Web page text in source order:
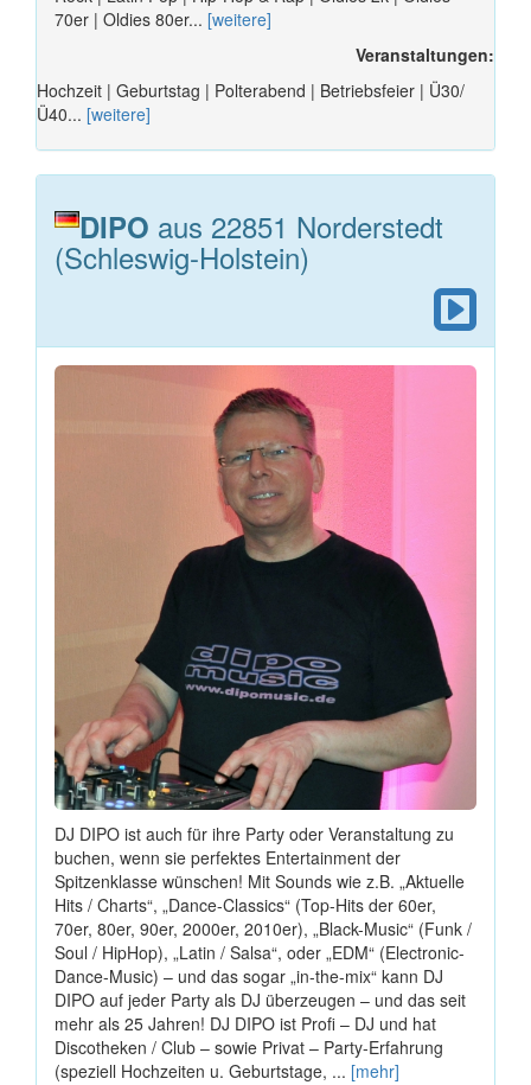
70er | Oldies 80er... [weitere]
Veranstaltungen:
Hochzeit | Geburtstag | Polterabend | Betriebsfeier | Ü30/
Ü40... [weitere]
DIPO aus 22851 Norderstedt
(Schleswig-Holstein)
DJ DIPO ist auch für ihre Party oder Veranstaltung zu
buchen, wenn sie perfektes Entertainment der
Spitzenklasse wünschen! Mit Sounds wie z.B. „Aktuelle
Hits / Charts“, „Dance-Classics“ (Top-Hits der 60er,
70er, 80er, 90er, 2000er, 2010er), „Black-Music“ (Funk /
Soul / HipHop), „Latin / Salsa“, oder „EDM“ (Electronic-
Dance-Music) – und das sogar „in-the-mix“ kann DJ
DIPO auf jeder Party als DJ überzeugen – und das seit
mehr als 25 Jahren! DJ DIPO ist Profi – DJ und hat
Discotheken / Club – sowie Privat – Party-Erfahrung
(speziell Hochzeiten u. Geburtstage, ... [mehr]